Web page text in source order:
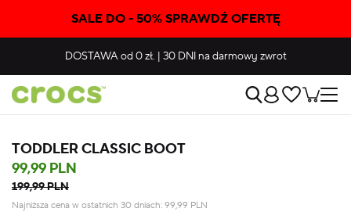
SALE DO - 50% SPRAWDŹ OFERTĘ
DOSTAWAod 0 zł. | 30 DNIna darmowy zwrot
TODDLER CLASSIC BOOT
99,99 PLN
199,99 PLN
Najniższa cena w ostatnich 30 dniach: 99,99 PLN